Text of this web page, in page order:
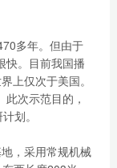
多年。但由于
快。目前我国播
上仅次于美国。
次示范目的，
划。
，采用常规机械